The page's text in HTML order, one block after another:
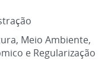
Meio Ambiente,
e Regularização